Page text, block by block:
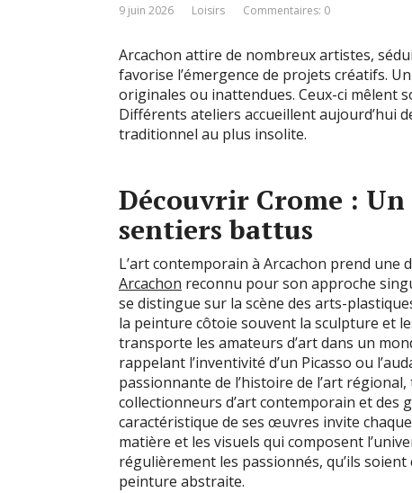
9 juin 2026 Loisirs Commentaires: 0
Arcachon attire de nombreux artistes,
favorise l’émergence de projets créatifs.
originales ou inattendues. Ceux-ci mêlent
Différents ateliers accueillent aujourd’hui
traditionnel au plus insolite.
Découvrir Crome :
sentiers battus
L’art contemporain à Arcachon prend une
Arcachon reconnu pour son approche
se distingue sur la scène des arts-
la peinture côtoie souvent la sculpture et
transporte les amateurs d’art dans un
rappelant l’inventivité d’un Picasso ou
passionnante de l’histoire de l’art
collectionneurs d’art contemporain et des
caractéristique de ses œuvres invite
matière et les visuels qui composent
régulièrement les passionnés, qu’ils
peinture abstraite.